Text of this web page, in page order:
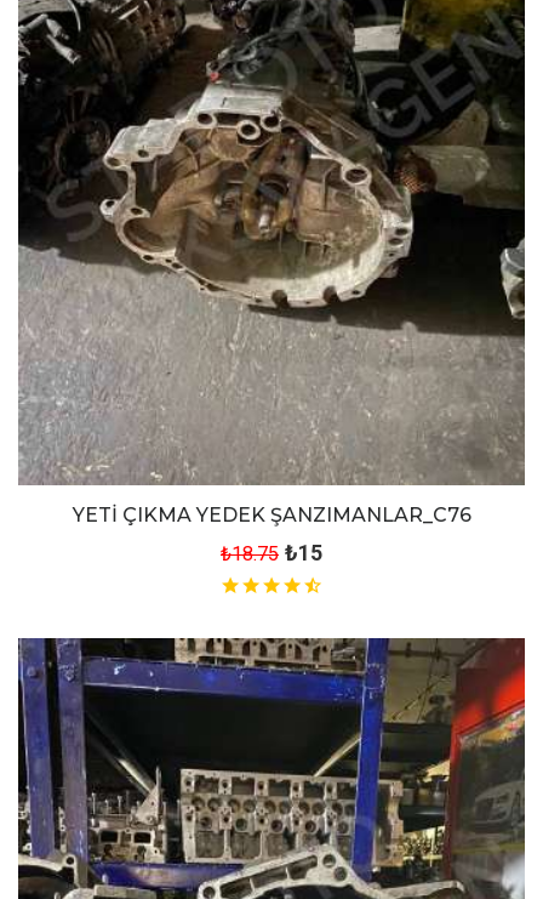
YETİ ÇIKMA YEDEK ŞANZIMANLAR_C76
₺18.75 ₺15